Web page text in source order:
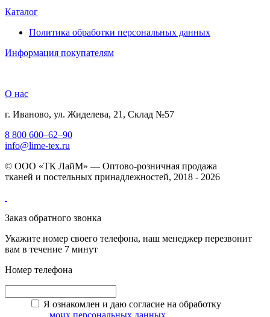
Каталог
Политика обработки персональных данных
Информация покупателям
О нас
г. Иваново, ул. Жиделева, 21, Склад №57
8 800 600–62–90
info@lime-tex.ru
© ООО «ТК ЛайМ» — Оптово-розничная продажа
тканей и постельных принадлежностей, 2018 - 2026
Заказ обратного звонка
Укажите номер своего телефона, наш менеджер перезвонит
вам в течение 7 минут
Номер телефона
Я ознакомлен и даю согласие на обработку
моих персональных данных